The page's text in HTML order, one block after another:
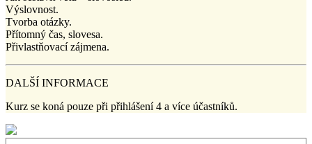
Výslovnost.
Tvorba otázky.
Přítomný čas, slovesa.
Přivlastňovací zájmena.
DALŠÍ INFORMACE
Kurz se koná pouze při přihlášení 4 a více účastníků.